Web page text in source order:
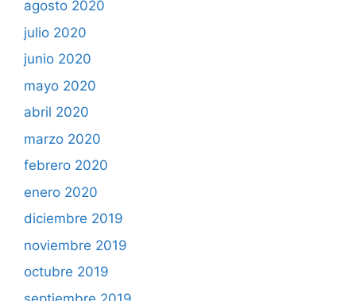
agosto 2020
julio 2020
junio 2020
mayo 2020
abril 2020
marzo 2020
febrero 2020
enero 2020
diciembre 2019
noviembre 2019
octubre 2019